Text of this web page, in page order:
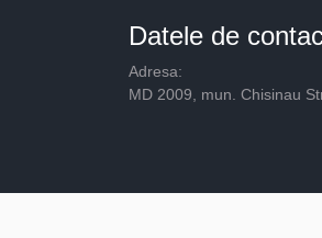
Datele de
Adresa:
MD 2009, mun. Chisinau